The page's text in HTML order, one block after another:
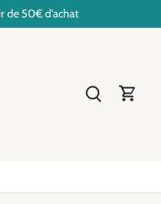
de 50€ d'achat